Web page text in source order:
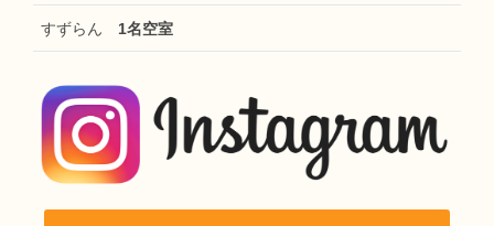
すずらん 1名空室